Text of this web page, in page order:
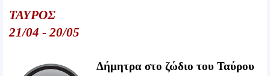
ΤΑΥΡΟΣ
21/04 - 20/05
Δήμητρα στο ζώδιο του Ταύρου